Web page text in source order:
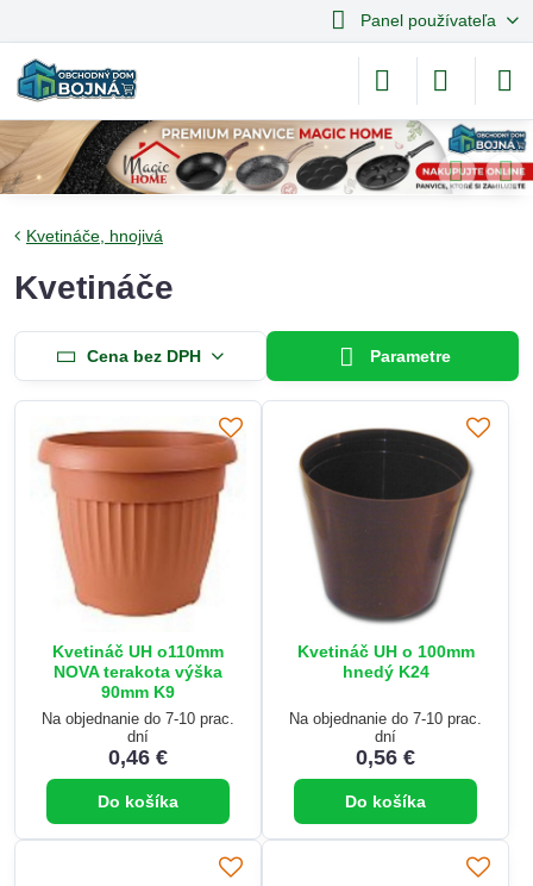
Panel používateľa
Kvetináče, hnojivá
Kvetináče
Cena bez DPH Parametre
Kvetináč UH o110mm
NOVA terakota výška
90mm K9
Na objednanie do 7-10 prac.
dní
0,46 €
Do košíka
Kvetináč UH o 100mm
hnedý K24
Na objednanie do 7-10 prac.
dní
0,56 €
Do košíka